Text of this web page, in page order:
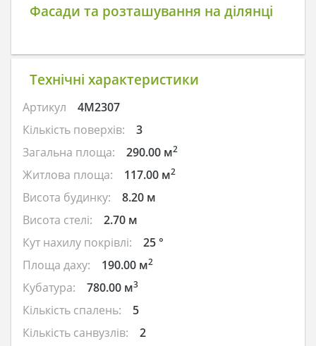
Фасади та розташування на ділянці
Технічні характеристики
Артикул
4M2307
Кількість поверхів:
3
Загальна площа:
290.00 м2
Житлова площа: 117.00 м2
Висота будинку:
8.20 м
Висота стелі:
2.70 м
Кут нахилу покрівлі:
25 °
Площа даху:
190.00 м2
Кубатура: 780.00 м3
Кількість спалень:
5
Кількість санвузлів:
2